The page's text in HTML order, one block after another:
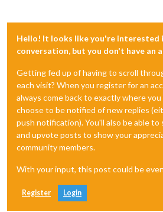
Hello! It looks like you're interested
conversation, but you don't have an
Getting fed up of having to scroll
each visit? When you register for an
always come back to exactly where
choose to be notified of new replies
push notification). You'll also be able to
and upvote posts to show your
community members.
With your input, this post could be
Register Login